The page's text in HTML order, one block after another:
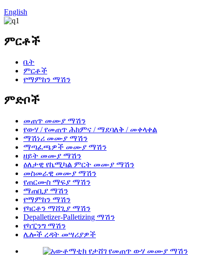
English
ምርቶች
ቤት
ምርቶች
የማምከን ማሽን
ምድቦች
መጠጥ መሙያ ማሽን
የውሃ / የመጠጥ ሕክምና / ማደባለቅ / መቀላቀል
ማሽነሪ መሙያ ማሽን
ማጣፈጫዎች መሙያ ማሽን
ዘይት መሙያ ማሽን
ዕለታዊ የኬሚካል ምርት መሙያ ማሽን
መስመራዊ መሙያ ማሽን
የጠርሙስ ማፍያ ማሽን
ማጠቢያ ማሽን
የማምከን ማሽን
የካርቶን ማሸጊያ ማሽን
Depalletizer-Palletizing ማሽን
የካፒንግ ማሽን
ሌሎች ረዳት መሣሪያዎች